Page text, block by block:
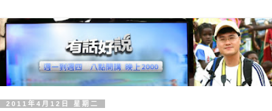
2011年4月12日 星期二